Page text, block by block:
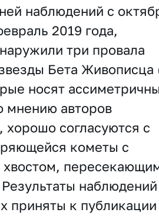
наблюдений с
2019 года,
три провала
Бета Живописца
носят
мнению авторов
хорошо согласуются с
кометы с
приняты к публикации